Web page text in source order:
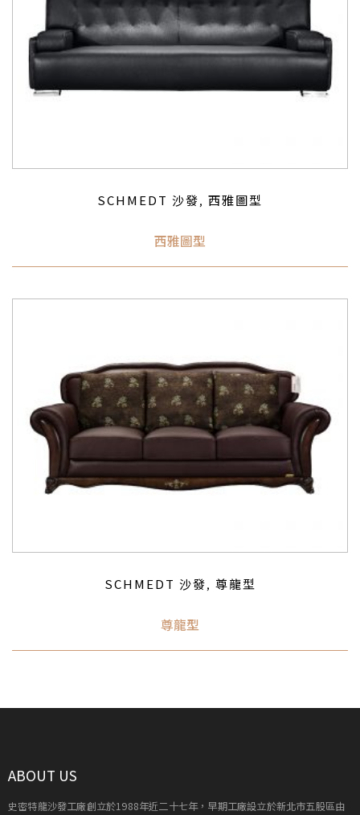
SCHMEDT 沙發, 西雅圖型
西雅圖型
SCHMEDT 沙發, 尊龍型
尊龍型
ABOUT US
史密特龍沙發工廠創立於1988年近二十七年，早期工廠設立於新北市五股區由